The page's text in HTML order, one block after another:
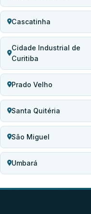
Cascatinha
Cidade Industrial de
Curitiba
Prado Velho
Santa Quitéria
São Miguel
Umbará